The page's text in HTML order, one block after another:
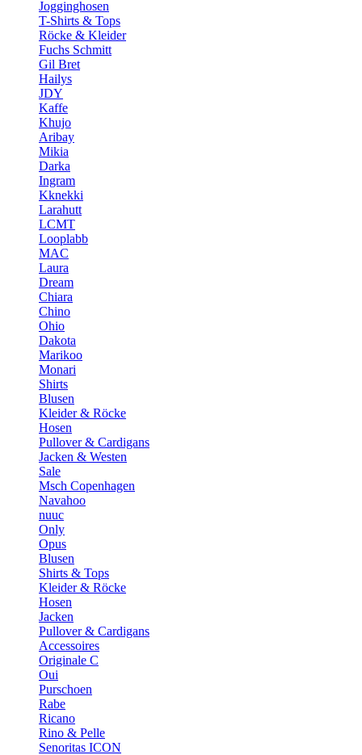
Jogginghosen
T-Shirts & Tops
Röcke & Kleider
Fuchs Schmitt
Gil Bret
Hailys
JDY
Kaffe
Khujo
Aribay
Mikia
Darka
Ingram
Kknekki
Larahutt
LCMT
Looplabb
MAC
Laura
Dream
Chiara
Chino
Ohio
Dakota
Marikoo
Monari
Shirts
Blusen
Kleider & Röcke
Hosen
Pullover & Cardigans
Jacken & Westen
Sale
Msch Copenhagen
Navahoo
nuuc
Only
Opus
Blusen
Shirts & Tops
Kleider & Röcke
Hosen
Jacken
Pullover & Cardigans
Accessoires
Originale C
Oui
Purschoen
Rabe
Ricano
Rino & Pelle
Senoritas ICON